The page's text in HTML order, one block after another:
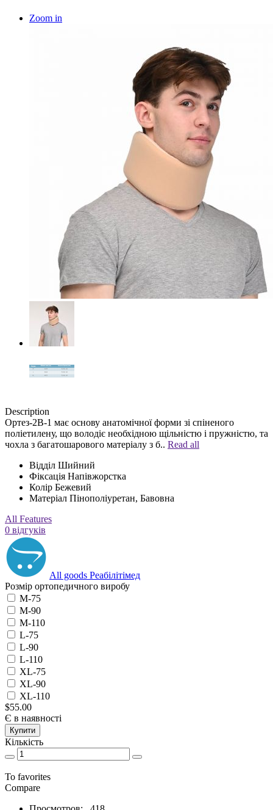
Zoom in
Description
Ортез-2В-1 має основу анатомічної форми зі спіненого
поліетилену, що володіє необхідною щільністю і пружністю, та
чохла з багатошарового матеріалу з б.. Read all
Відділ Шийний
Фіксація Напівжорстка
Колір Бежевий
Матеріал Пінополіуретан, Бавовна
All Features
0 відгуків
All goods Реабілітімед
Розмір ортопедичного виробу
M-75
M-90
M-110
L-75
L-90
L-110
XL-75
XL-90
XL-110
$55.00
Є в наявності
Купити
Кількість
To favorites
Compare